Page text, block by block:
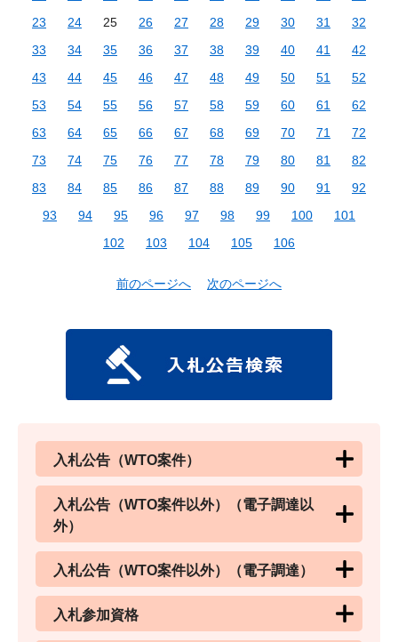
23
24 25 26 27 28 29 30 31
32
33
34 35 36 37 38 39 40 41
42
43
44 45 46 47 48 49 50 51
52
53
54 55 56 57 58 59 60 61
62
63
64 65 66 67 68 69 70 71
72
73
74 75 76 77 78 79 80 81
82
83
84 85 86 87 88 89 90 91
92
93
94 95 96 97 98 99 100
101
102
103 104 105 106
前のページへ 次のページへ
入札公告（WTO案件）
入札公告（WTO案件以外）（電子調達以
外）
入札公告（WTO案件以外）（電子調達）
入札参加資格